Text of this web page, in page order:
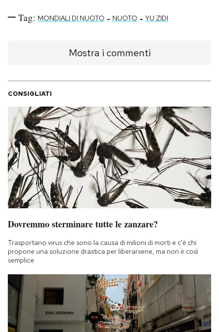
Tag: MONDIALI DI NUOTO - NUOTO - YU ZIDI
Mostra i commenti
CONSIGLIATI
Dovremmo sterminare tutte le zanzare?
Trasportano virus che sono la causa di milioni di morti e c'è chi
propone una soluzione drastica per liberarsene, ma non è così
semplice